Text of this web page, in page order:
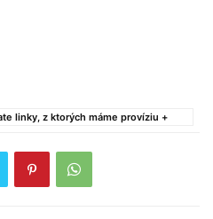
linky, z ktorých máme províziu +